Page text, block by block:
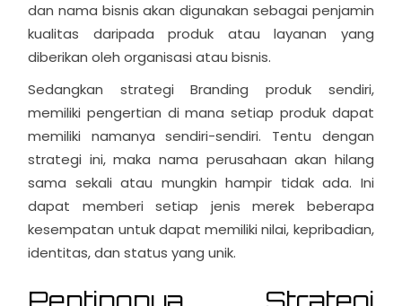
dan nama bisnis akan digunakan sebagai penjamin
kualitas daripada produk atau layanan yang
diberikan oleh organisasi atau bisnis.
Sedangkan strategi Branding produk sendiri,
memiliki pengertian di mana setiap produk dapat
memiliki namanya sendiri-sendiri. Tentu dengan
strategi ini, maka nama perusahaan akan hilang
sama sekali atau mungkin hampir tidak ada. Ini
dapat memberi setiap jenis merek beberapa
kesempatan untuk dapat memiliki nilai, kepribadian,
identitas, dan status yang unik.